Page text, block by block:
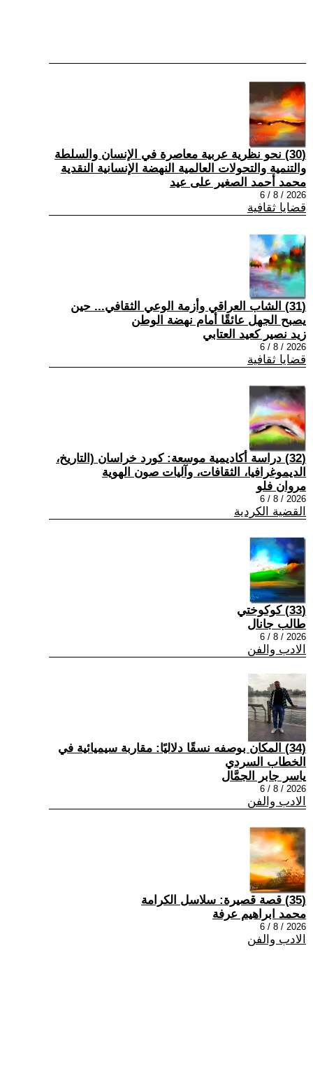
(30) نحو نظرية عربية معاصرة في الإنسان والسلطة
والتنمية والتحولات العالمية النهضة الإنسانية النقدية
محمد أحمد الصغير على عيد
2026 / 8 / 6
قضايا ثقافية
(31) الشاب العراقي وأزمة الوعي الثقافي... حين
يصبح الجهل عائقًا أمام نهضة الوطن
زيد نصير كعيد العتابي
2026 / 8 / 6
قضايا ثقافية
(32) دراسة أكاديمية موسعة: كورد خراسان (التاريخ،
الديموغرافيا، الثقافات، وآليات صون الهوية
مروان فلو
2026 / 8 / 6
القضية الكردية
(33) كوكوختي
طالب جانال
2026 / 8 / 6
الادب والفن
(34) المكان بوصفه نسقًا دلاليًا: مقاربة سيميائية في
الخطاب السردي
ياسر جابر الجمَّال
2026 / 8 / 6
الادب والفن
(35) قصة قصيرة: سلاسل الكرامة
محمد ابراهيم عرفة
2026 / 8 / 6
الادب والفن